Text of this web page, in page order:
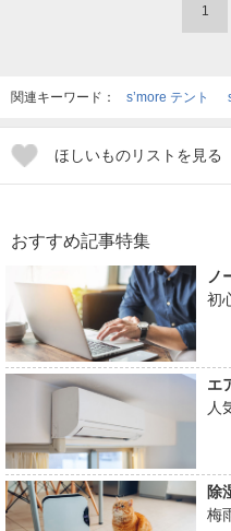
1
関連キーワード： s’more テント
ほしいものリストを見る
おすすめ記事特集
ノ
初
エ
人
除
梅